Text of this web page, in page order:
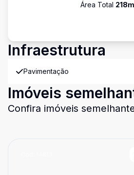
Área Total 218
Infraestrutura
Pavimentação
Imóveis
Confira imóveis